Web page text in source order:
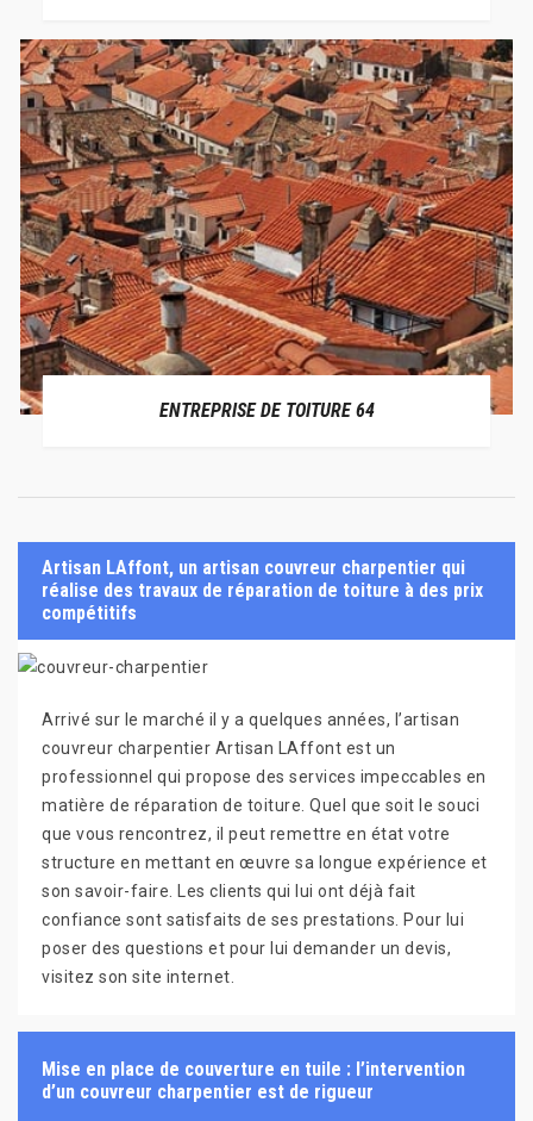
ENTREPRISE DE TOITURE 64
Artisan LAffont, un artisan couvreur charpentier qui
réalise des travaux de réparation de toiture à des prix
compétitifs
Arrivé sur le marché il y a quelques années, l’artisan
couvreur charpentier Artisan LAffont est un
professionnel qui propose des services impeccables en
matière de réparation de toiture. Quel que soit le souci
que vous rencontrez, il peut remettre en état votre
structure en mettant en œuvre sa longue expérience et
son savoir-faire. Les clients qui lui ont déjà fait
confiance sont satisfaits de ses prestations. Pour lui
poser des questions et pour lui demander un devis,
visitez son site internet.
Mise en place de couverture en tuile : l’intervention
d’un couvreur charpentier est de rigueur